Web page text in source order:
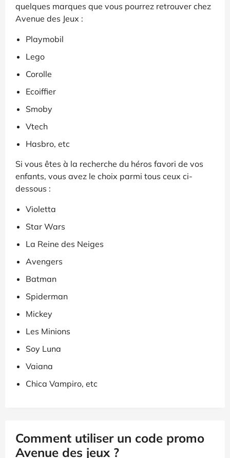
quelques marques que vous pourrez retrouver chez
Avenue des Jeux :
Playmobil
Lego
Corolle
Ecoiffier
Smoby
Vtech
Hasbro, etc
Si vous êtes à la recherche du héros favori de vos
enfants, vous avez le choix parmi tous ceux ci-
dessous :
Violetta
Star Wars
La Reine des Neiges
Avengers
Batman
Spiderman
Mickey
Les Minions
Soy Luna
Vaiana
Chica Vampiro, etc
Comment utiliser un code promo
Avenue des jeux ?